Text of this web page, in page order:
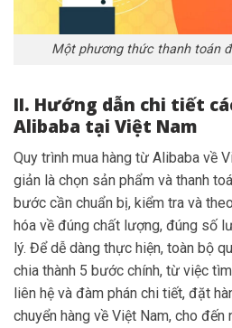
Một phương thức thanh toán
II. Hướng dẫn chi tiết
Alibaba tại Việt Nam
Quy trình mua hàng từ Alibaba về
giản là chọn sản phẩm và thanh
bước cần chuẩn bị, kiểm tra và
hóa về đúng chất lượng, đúng số
lý. Để dễ dàng thực hiện, toàn bộ
chia thành 5 bước chính, từ việc
liên hệ và đàm phán chi tiết, đặt
chuyển hàng về Việt Nam, cho đến